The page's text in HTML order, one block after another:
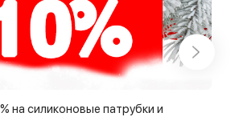
на силиконовые патрубки и